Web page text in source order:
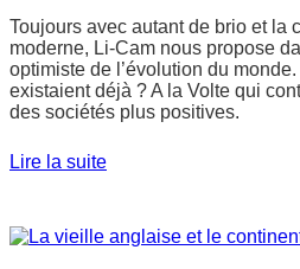
Toujours avec autant de brio et la
moderne, Li-Cam nous propose
optimiste de l’évolution du
existaient déjà ? A la Volte qui
des sociétés plus positives.
Lire la suite